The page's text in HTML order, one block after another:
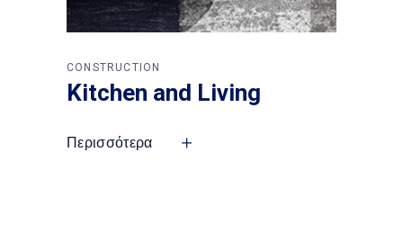
CONSTRUCTION
Kitchen and Living
Περισσότερα